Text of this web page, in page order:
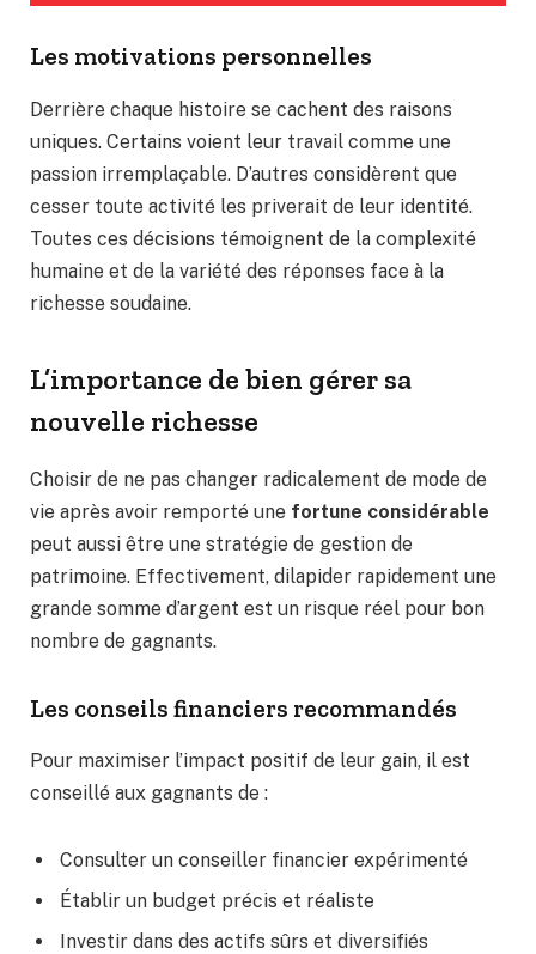
Les motivations personnelles
Derrière chaque histoire se cachent des raisons
uniques. Certains voient leur travail comme une
passion irremplaçable. D’autres considèrent que
cesser toute activité les priverait de leur identité.
Toutes ces décisions témoignent de la complexité
humaine et de la variété des réponses face à la
richesse soudaine.
L’importance de bien gérer sa
nouvelle richesse
Choisir de ne pas changer radicalement de mode de
vie après avoir remporté une fortune considérable
peut aussi être une stratégie de gestion de
patrimoine. Effectivement, dilapider rapidement une
grande somme d’argent est un risque réel pour bon
nombre de gagnants.
Les conseils financiers recommandés
Pour maximiser l’impact positif de leur gain, il est
conseillé aux gagnants de :
Consulter un conseiller financier expérimenté
Établir un budget précis et réaliste
Investir dans des actifs sûrs et diversifiés